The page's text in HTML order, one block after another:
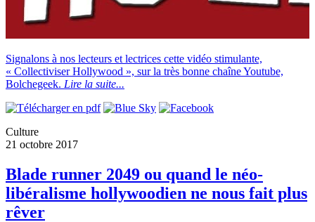
Signalons à nos lecteurs et lectrices cette vidéo stimulante,
« Collectiviser Hollywood », sur la très bonne chaîne Youtube,
Bolchegeek. Lire la suite...
Culture
21 octobre 2017
Blade runner 2049 ou quand le néo-
libéralisme hollywoodien ne nous fait plus
rêver